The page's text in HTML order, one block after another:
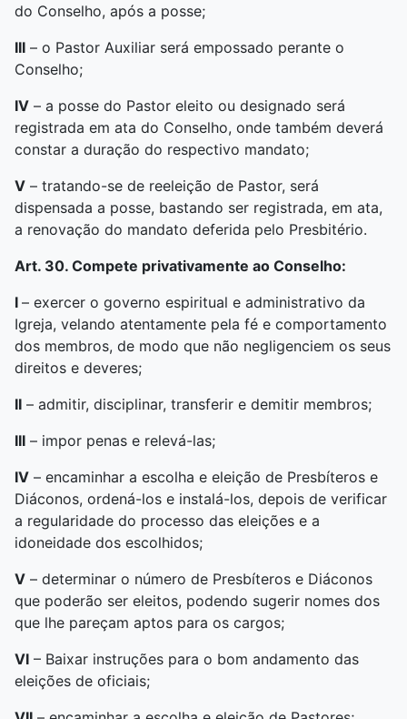
do Conselho, após a posse;
III – o Pastor Auxiliar será empossado perante o
Conselho;
IV – a posse do Pastor eleito ou designado será
registrada em ata do Conselho, onde também deverá
constar a duração do respectivo mandato;
V – tratando-se de reeleição de Pastor, será
dispensada a posse, bastando ser registrada, em ata,
a renovação do mandato deferida pelo Presbitério.
Art. 30. Compete privativamente ao Conselho:
I – exercer o governo espiritual e administrativo da
Igreja, velando atentamente pela fé e comportamento
dos membros, de modo que não negligenciem os seus
direitos e deveres;
II – admitir, disciplinar, transferir e demitir membros;
III – impor penas e relevá-las;
IV – encaminhar a escolha e eleição de Presbíteros e
Diáconos, ordená-los e instalá-los, depois de verificar
a regularidade do processo das eleições e a
idoneidade dos escolhidos;
V – determinar o número de Presbíteros e Diáconos
que poderão ser eleitos, podendo sugerir nomes dos
que lhe pareçam aptos para os cargos;
VI – Baixar instruções para o bom andamento das
eleições de oficiais;